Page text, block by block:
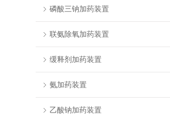
磷酸三钠加药装置
联氨除氧加药装置
缓释剂加药装置
氨加药装置
乙酸钠加药装置